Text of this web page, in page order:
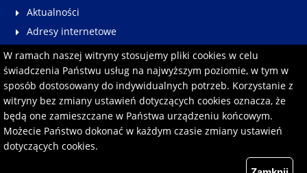
W ramach naszej witryny stosujemy pliki cookies w celu
świadczenia Państwu usług na najwyższym poziomie, w tym w
sposób dostosowany do indywidualnych potrzeb. Korzystanie z
witryny bez zmiany ustawień dotyczących cookies oznacza, że
będą one zamieszczane w Państwa urządzeniu końcowym.
Możecie Państwo dokonać w każdym czasie zmiany ustawień
dotyczących cookies.
Aktualności
Adresy internetowe
Galeria
Multimedia
Pomoc
Redakcja serwisu
Formularz kontaktowy
Polityka prywatności